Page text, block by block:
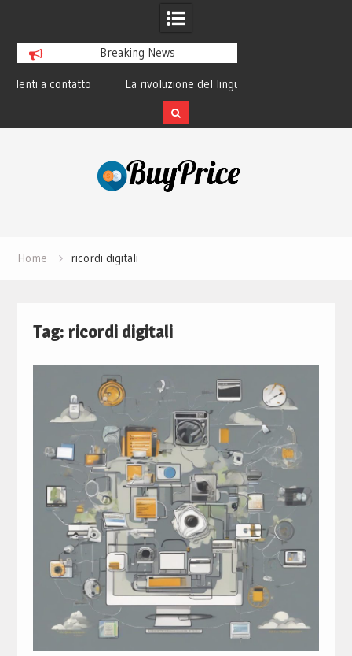
Breaking News
La rivoluzione del linguaggio Python:
perché tutti lo studiano
Home ricordi digitali
Tag: ricordi digitali